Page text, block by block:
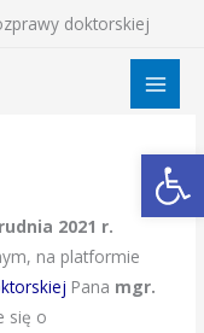
doktorskiej
2021 r.
na platformie
Pana mgr.
się o